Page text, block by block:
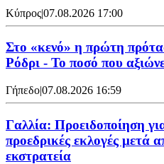
Κύπρος|07.08.2026 17:00
Στο «κενό» η πρώτη
Ρόδρι - Το ποσό που
Γήπεδο|07.08.2026 16:59
Γαλλία: Προειδοποίηση
προεδρικές εκλογές μετά
εκστρατεία